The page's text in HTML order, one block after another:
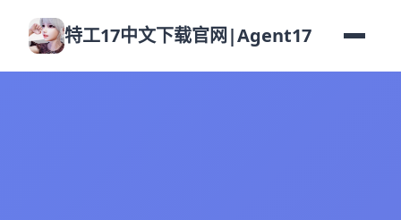
特工17中文下载官网|Agent17